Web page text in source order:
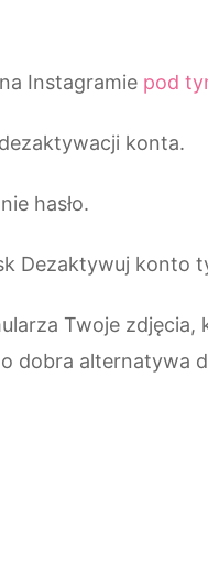
Instagramie pod
konta.
hasło.
Dezaktywuj konto
Twoje
dobra alternatywa